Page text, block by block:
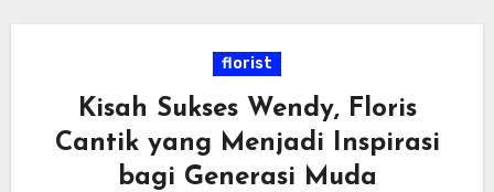
florist
Kisah Sukses Wendy, Floris
Cantik yang Menjadi Inspirasi
bagi Generasi Muda